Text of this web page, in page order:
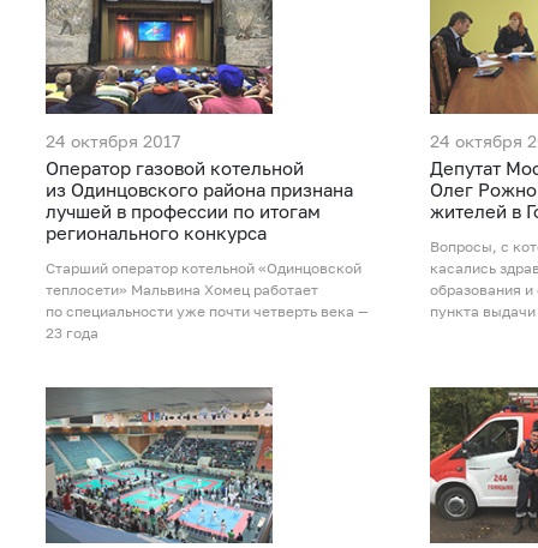
24 октября 2017
Оператор газовой котельной
из Одинцовского района признана
лучшей в профессии по итогам
регионального конкурса
Старший оператор котельной «Одинцовской
теплосети» Мальвина Хомец работает
по специальности уже почти четверть века —
23 года
24 октября
Депутат
Олег
жителей в
Вопросы, с
касались
образования и
пункта